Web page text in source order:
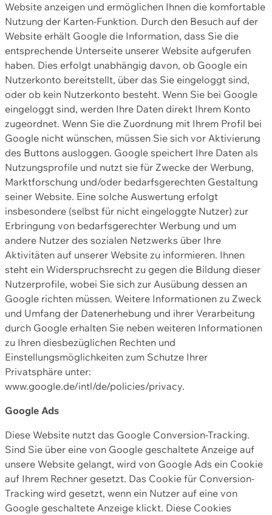
Website anzeigen und ermöglichen Ihnen die komfortable
Nutzung der Karten-Funktion. Durch den Besuch auf der
Website erhält Google die Information, dass Sie die
entsprechende Unterseite unserer Website aufgerufen
haben. Dies erfolgt unabhängig davon, ob Google ein
Nutzerkonto bereitstellt, über das Sie eingeloggt sind,
oder ob kein Nutzerkonto besteht. Wenn Sie bei Google
eingeloggt sind, werden Ihre Daten direkt Ihrem Konto
zugeordnet. Wenn Sie die Zuordnung mit Ihrem Profil bei
Google nicht wünschen, müssen Sie sich vor Aktivierung
des Buttons ausloggen. Google speichert Ihre Daten als
Nutzungsprofile und nutzt sie für Zwecke der Werbung,
Marktforschung und/oder bedarfsgerechten Gestaltung
seiner Website. Eine solche Auswertung erfolgt
insbesondere (selbst für nicht eingeloggte Nutzer) zur
Erbringung von bedarfsgerechter Werbung und um
andere Nutzer des sozialen Netzwerks über Ihre
Aktivitäten auf unserer Website zu informieren. Ihnen
steht ein Widerspruchsrecht zu gegen die Bildung dieser
Nutzerprofile, wobei Sie sich zur Ausübung dessen an
Google richten müssen. Weitere Informationen zu Zweck
und Umfang der Datenerhebung und ihrer Verarbeitung
durch Google erhalten Sie neben weiteren Informationen
zu Ihren diesbezüglichen Rechten und
Einstellungsmöglichkeiten zum Schutze Ihrer
Privatsphäre unter:
www.google.de/intl/de/policies/privacy.
Google Ads
Diese Website nutzt das Google Conversion-Tracking.
Sind Sie über eine von Google geschaltete Anzeige auf
unsere Website gelangt, wird von Google Ads ein Cookie
auf Ihrem Rechner gesetzt. Das Cookie für Conversion-
Tracking wird gesetzt, wenn ein Nutzer auf eine von
Google geschaltete Anzeige klickt. Diese Cookies